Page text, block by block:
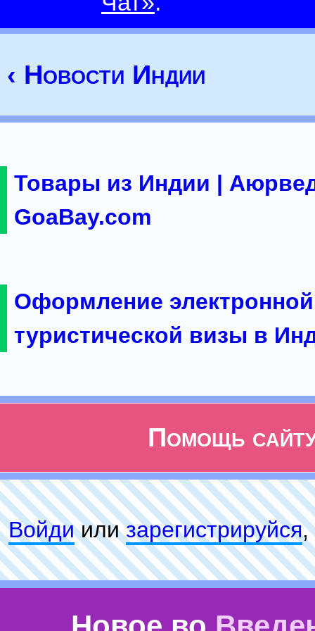
‹ Новости Индии
Товары из Индии |
GoaBay.com
Оформление электронной
туристической визы в
Помощь
Войдиилизарeгиcтpируйся,